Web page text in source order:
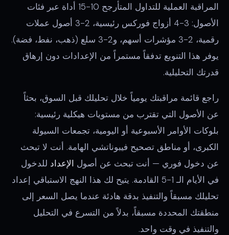
المراقبة العملية للتداول المتأرجح 10-15 أداة عبر فئات
الأصول: 3-4 أزواج فوركس رئيسية، 2-3 أصول عملات
رقمية، 2-3 مؤشرات أسهم، و2-3 سلع (ذهب، نفط، فضة).
يوفر هذا التنويع تدفقاً مستمراً من الإعدادات دون إرهاق
قدرتك التحليلية.
راجع قائمة مراقبتك يومياً خلال تحليلك قبل السوق، بحثاً
عن الأصول التي تقترب من مستويات هيكلية رئيسية:
بلوكات الأوامر الأسبوعية أو اليومية، تجمعات السيولة
الكبرى، أو مناطق تصحيح فيبوناتشي الهامة. أنت لا تبحث
عن دخول فوري — أنت تبحث عن أصول الإعداد للدخول
في الأيام الـ 1-5 القادمة. يتيح لك هذا النهج الاستباقي إعداد
تحليلك مسبقاً والتنفيذ بدقة هادئة عندما يصل السعر إلى
منطقتك المحددة مسبقاً، بدلاً من التسرع في التحليل
والتنفيذ في وقت واحد.